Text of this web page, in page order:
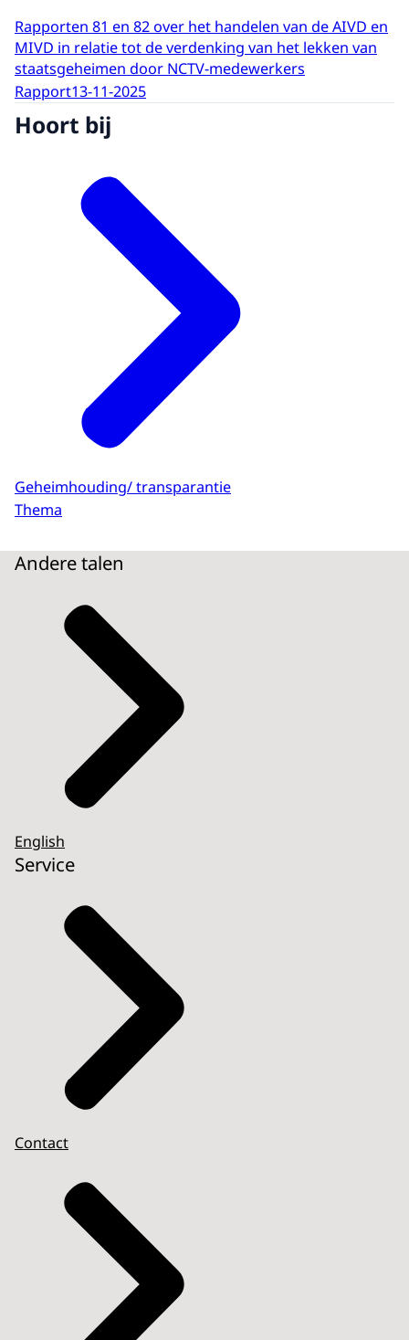
Rapporten 81 en 82 over het handelen van de AIVD en
MIVD in relatie tot de verdenking van het lekken van
staatsgeheimen door NCTV-medewerkers
Rapport13-11-2025
Hoort bij
Geheimhouding/ transparantie
Thema
Andere talen
English
Service
Contact